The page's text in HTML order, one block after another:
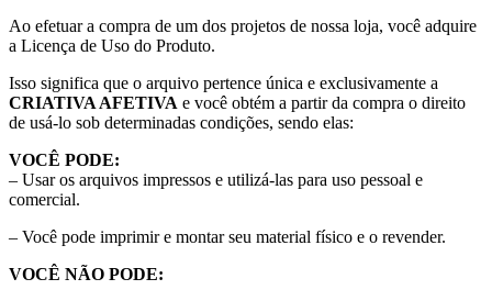
Ao efetuar a compra de um dos projetos de nossa loja, você adquire
a Licença de Uso do Produto.
Isso significa que o arquivo pertence única e exclusivamente a
CRIATIVA AFETIVA e você obtém a partir da compra o direito
de usá-lo sob determinadas condições, sendo elas:
VOCÊ PODE:
– Usar os arquivos impressos e utilizá-las para uso pessoal e
comercial.
– Você pode imprimir e montar seu material físico e o revender.
VOCÊ NÃO PODE: